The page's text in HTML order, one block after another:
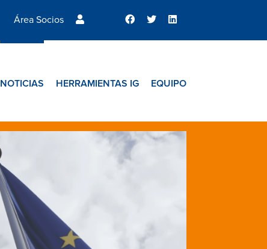
Área Socios
NOTICIAS HERRAMIENTAS IG EQUIPO